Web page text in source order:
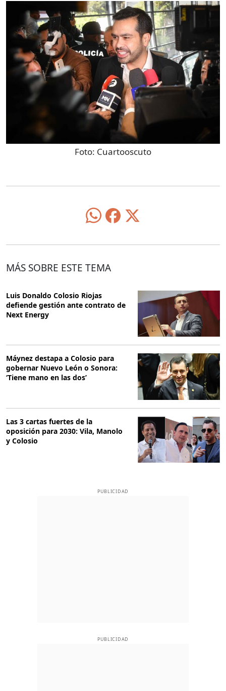
Foto: Cuartooscuto
MÁS SOBRE ESTE TEMA
Luis Donaldo Colosio Riojas
defiende gestión ante contrato de
Next Energy
Máynez destapa a Colosio para
gobernar Nuevo León o Sonora:
‘Tiene mano en las dos’
Las 3 cartas fuertes de la
oposición para 2030: Vila, Manolo
y Colosio
PUBLICIDAD
PUBLICIDAD